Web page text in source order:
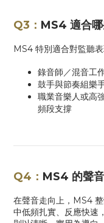
Q3： MS4 適合
MS4 特別適合對監聽
錄音師／混音工
鼓手與節奏組樂
職業音樂人或高
頻段支撐
Q4： MS4 的聲
在聲音走向上， MS4
中低頻扎實、反應快速